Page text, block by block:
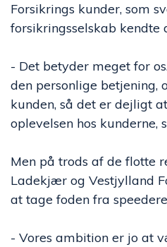
Forsikrings kunder, som
forsikringsselskab kendte
- Det betyder meget for
den personlige
kunden, så det er dejligt
oplevelsen hos kunderne,
Men på trods af de flotte
Ladekjær og Vestjylland
at tage foden fra
- Vores ambition er jo at